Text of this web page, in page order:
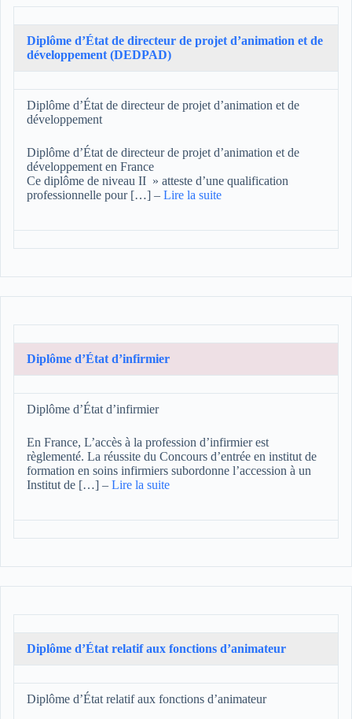
Diplôme d’État de directeur de projet d’animation et de
développement (DEDPAD)
Diplôme d’État de directeur de projet d’animation et de
développement
Diplôme d’État de directeur de projet d’animation et de
développement en France
Ce diplôme de niveau II » atteste d’une qualification
professionnelle pour […] – Lire la suite
Diplôme d’État d’infirmier
Diplôme d’État d’infirmier
En France, L’accès à la profession d’infirmier est
règlementé. La réussite du Concours d’entrée en institut de
formation en soins infirmiers subordonne l’accession à un
Institut de […] – Lire la suite
Diplôme d’État relatif aux fonctions d’animateur
Diplôme d’État relatif aux fonctions d’animateur